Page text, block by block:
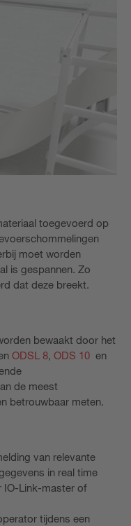
toegevoerd op
moet worden
is gespannen. Zo
dat deze breekt.
bewaakt door het
ODSL 8, ODS 10 en
de meest
betrouwbaar meten.
van relevante
in real time
IO-Link-master of
tijdens een